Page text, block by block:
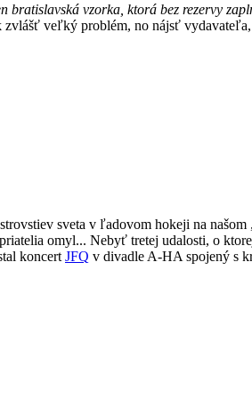
bratislavská vzorka, ktorá bez rezervy
zvlášť veľký problém, no nájsť
sveta v ľadovom hokeji na
omyl... Nebyť tretej udalosti, o
koncert JFQ v divadle A-HA spojený s